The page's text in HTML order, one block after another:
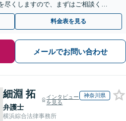
尽くしますので、まずはご相談くだ
士特約利用で実質0円】
料金表を見る
メールでお問い合わせ
細淵 拓
弁護士
インタビュー
を見る
神奈川県
横浜綜合法律事務所